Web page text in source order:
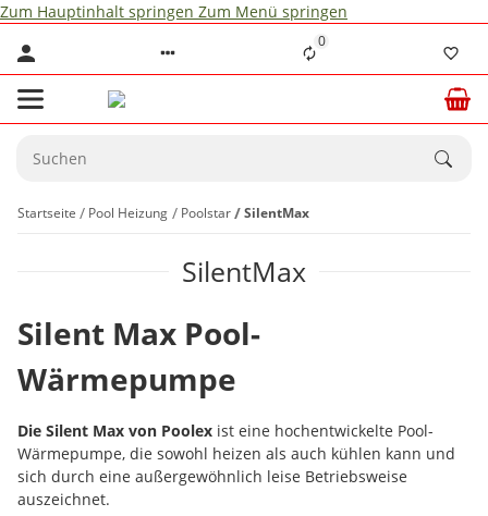
Zum Hauptinhalt springen Zum Menü springen
0
Startseite Pool Heizung Poolstar SilentMax
SilentMax
Silent Max Pool-
Wärmepumpe
Die Silent Max von Poolex ist eine hochentwickelte Pool-
Wärmepumpe, die sowohl heizen als auch kühlen kann und
sich durch eine außergewöhnlich leise Betriebsweise
auszeichnet.